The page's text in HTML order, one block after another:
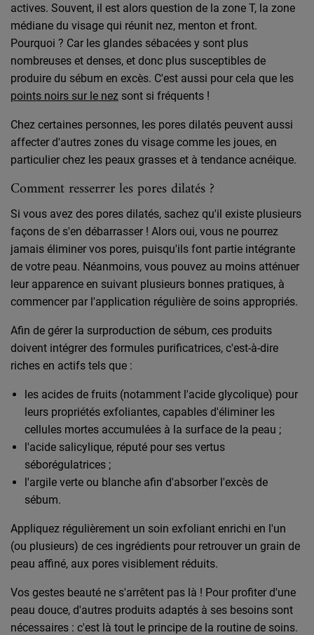
actives. Souvent, il est alors question de la zone T, la zone
médiane du visage qui réunit nez, menton et front.
Pourquoi ? Car les glandes sébacées y sont plus
nombreuses et denses, et donc plus susceptibles de
produire du sébum en excès. C'est aussi pour cela que les
points noirs sur le nez sont si fréquents !
Chez certaines personnes, les pores dilatés peuvent aussi
affecter d'autres zones du visage comme les joues, en
particulier chez les peaux grasses et à tendance acnéique.
Comment resserrer les pores dilatés ?
Si vous avez des pores dilatés, sachez qu'il existe plusieurs
façons de s'en débarrasser ! Alors oui, vous ne pourrez
jamais éliminer vos pores, puisqu'ils font partie intégrante
de votre peau. Néanmoins, vous pouvez au moins atténuer
leur apparence en suivant plusieurs bonnes pratiques, à
commencer par l'application régulière de soins appropriés.
Afin de gérer la surproduction de sébum, ces produits
doivent intégrer des formules purificatrices, c'est-à-dire
riches en actifs tels que :
les acides de fruits (notamment l'acide glycolique) pour
leurs propriétés exfoliantes, capables d'éliminer les
cellules mortes accumulées à la surface de la peau ;
l'acide salicylique, réputé pour ses vertus
séborégulatrices ;
l'argile verte ou blanche afin d'absorber l'excès de
sébum.
Appliquez régulièrement un soin exfoliant enrichi en l'un
(ou plusieurs) de ces ingrédients pour retrouver un grain de
peau affiné, aux pores visiblement réduits.
Vos gestes beauté ne s'arrêtent pas là ! Pour profiter d'une
peau douce, d'autres produits adaptés à ses besoins sont
nécessaires : c'est là tout le principe de la routine de soins.